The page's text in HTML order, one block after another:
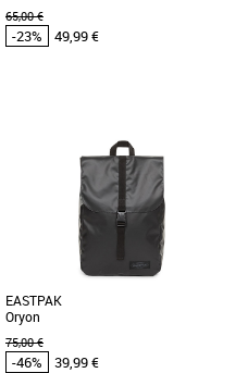
65,00 €
-23% 49,99 €
Sacs et accessoires Eastpak pas cher et
Promos Sacs et accessoires Eastpak
Le sac à dos Eastpak Padded Pak'r est
un accessoire incontournable pour
allier style et fonctionnalité [...]
EASTPAK
Oryon
75,00 €
-46% 39,99 €